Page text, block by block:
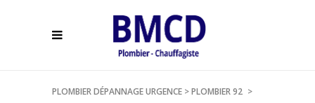
PLOMBIER DÉPANNAGE URGENCE >PLOMBIER 92 >